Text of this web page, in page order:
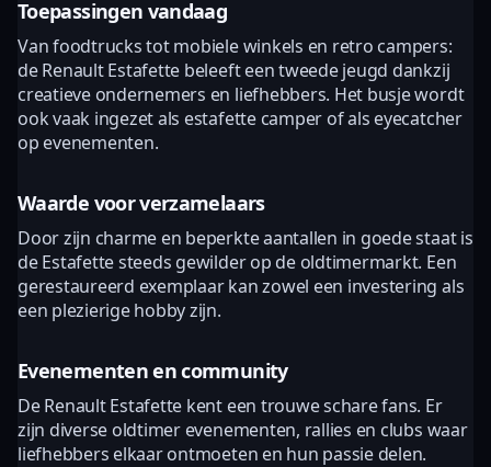
Toepassingen vandaag
Van foodtrucks tot mobiele winkels en retro campers:
de Renault Estafette beleeft een tweede jeugd dankzij
creatieve ondernemers en liefhebbers. Het busje wordt
ook vaak ingezet als estafette camper of als eyecatcher
op evenementen.
Waarde voor verzamelaars
Door zijn charme en beperkte aantallen in goede staat is
de Estafette steeds gewilder op de oldtimermarkt. Een
gerestaureerd exemplaar kan zowel een investering als
een plezierige hobby zijn.
Evenementen en community
De Renault Estafette kent een trouwe schare fans. Er
zijn diverse oldtimer evenementen, rallies en clubs waar
liefhebbers elkaar ontmoeten en hun passie delen.